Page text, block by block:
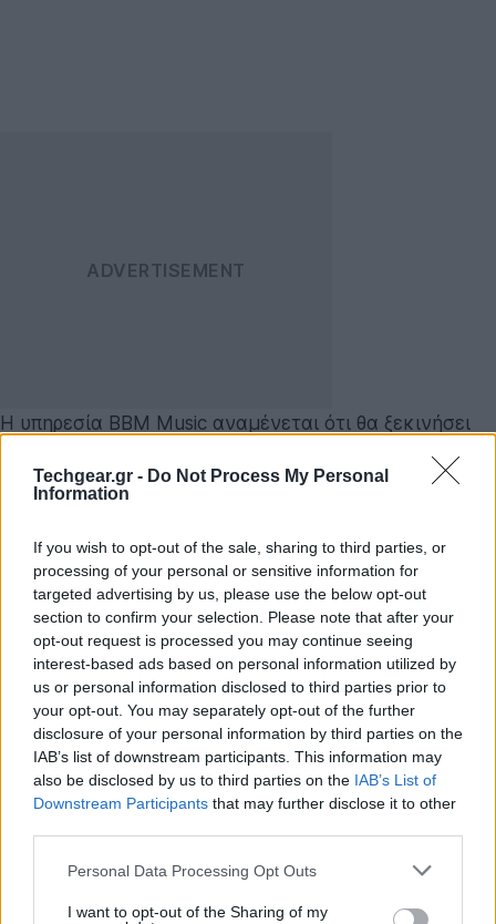
Techgear.gr - Do Not Process My Personal
Information
If you wish to opt-out of the sale, sharing to third parties, or
processing of your personal or sensitive information for
targeted advertising by us, please use the below opt-out
section to confirm your selection. Please note that after your
opt-out request is processed you may continue seeing
interest-based ads based on personal information utilized by
us or personal information disclosed to third parties prior to
your opt-out. You may separately opt-out of the further
disclosure of your personal information by third parties on the
IAB’s list of downstream participants. This information may
also be disclosed by us to third parties on the IAB’s List of
Downstream Participants that may further disclose it to other
Please note that this website/app uses one or more Google
not limited to your visit or usage behaviour. You may click to
Personal Data Processing Opt Outs
I want to opt-out of the Sharing of my
Η υπηρεσία BBM Music αναμένεται ότι θα ξεκινήσει
συνδεδεμένη με την εφαρμογή BlackBerry Messenger,
ανταλλάσουν τραγούδια.
Η λειτουργία του BBM Music έχει ως εξής: ο χρήστης
θα πληρώνει μηνιαία συνδρομή $4.99 (μάλλον €4.99
για την Ευρώπη) και θα μπορεί να δημιουργήσει το
δικό του μουσικό προφίλ με 50 τραγούδια από όλες
τις μεγάλες δισκογραφικές εταιρίες, εκ των οποίων
θα μπορεί να ανανεώνει τα 25 από αυτά κάθε μήνα.
Ωστόσο, αυτό που έχει ενδιαφέρον είναι η
δυνατότητα να ακούειδωρεάντα τραγούδια που
έχουν στην κατοχή τους οι επαφές του κάθε χρήστη